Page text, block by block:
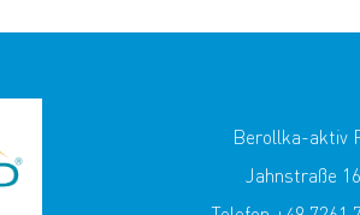
Berollka-aktiv
Jahnstraße